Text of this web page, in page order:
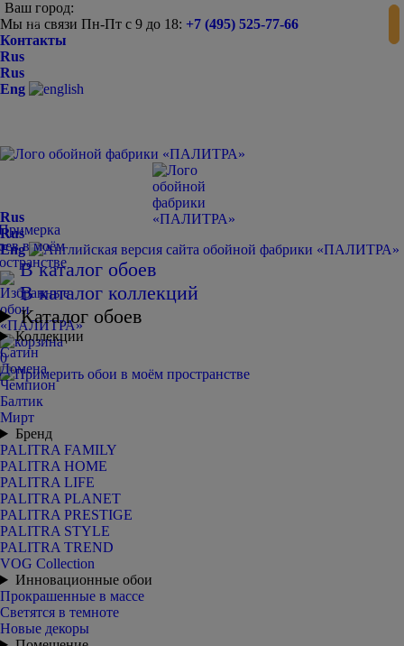
Ваш город:
Мы на связи Пн-Пт с 9 до 18: +7 (495) 525-77-66
Контакты
Rus
Rus
Eng
0
Rus
Rus
Eng
В каталог обоев
В каталог коллекций
Каталог обоев
Коллекции
Сатин
Домена
Чемпион
Балтик
Мирт
Бренд
PALITRA FAMILY
PALITRA HOME
PALITRA LIFE
PALITRA PLANET
PALITRA PRESTIGE
PALITRA STYLE
PALITRA TREND
VOG Collection
Инновационные обои
Прокрашенные в массе
Светятся в темноте
Новые декоры
-